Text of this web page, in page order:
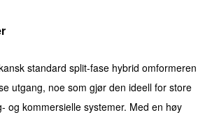
standard split-fase hybrid omformeren
utgang, noe som gjør den ideell for store
og kommersielle systemer. Med en høy